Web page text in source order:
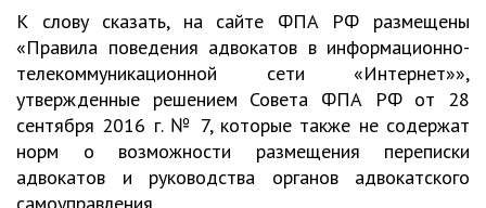
К слову сказать, на сайте ФПА РФ размещены
«Правила поведения адвокатов в информационно-
телекоммуникационной сети «Интернет»»,
утвержденные решением Совета ФПА РФ от 28
сентября 2016 г. № 7, которые также не содержат
норм о возможности размещения переписки
адвокатов и руководства органов адвокатского